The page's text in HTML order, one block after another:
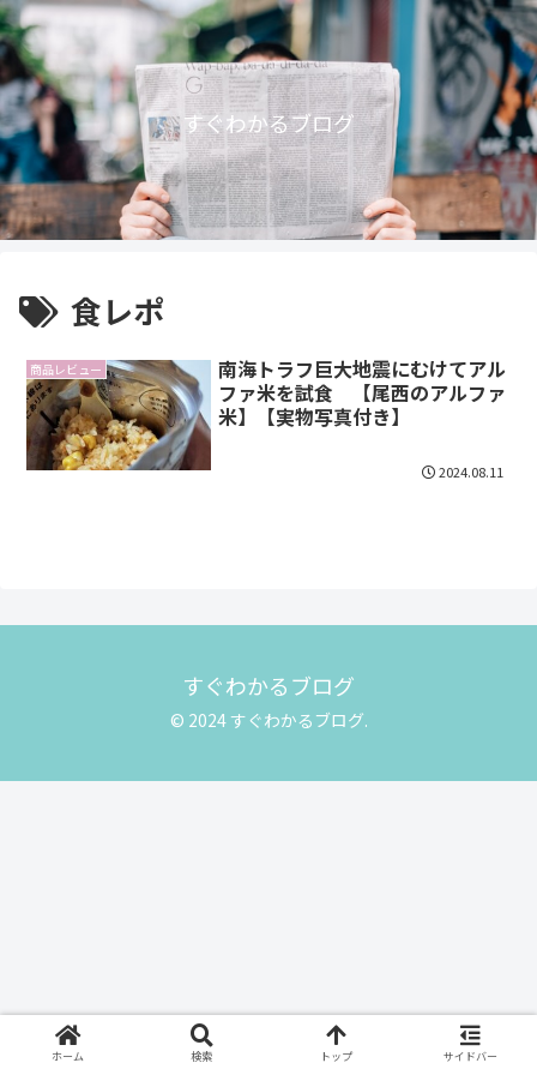
すぐわかるブログ
食レポ
商品レビュー
南海トラフ巨大地震にむけてアル
ファ米を試食 【尾西のアルファ
米】【実物写真付き】
2024.08.11
すぐわかるブログ
© 2024 すぐわかるブログ.
ホーム 検索 トップ サイドバー